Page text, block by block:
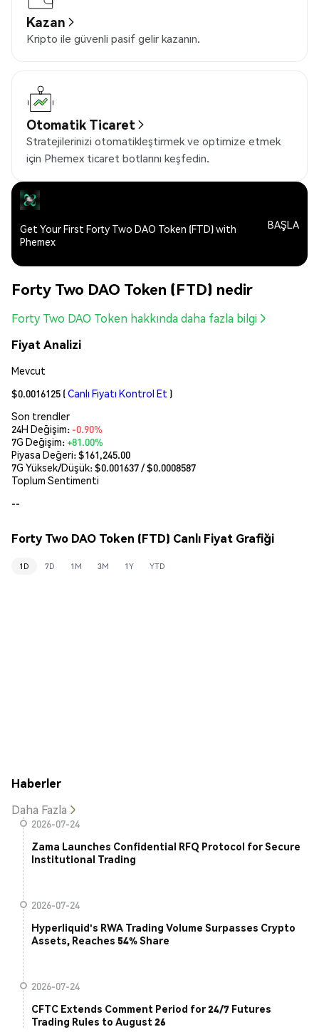
Kazan
Kripto ile güvenli pasif gelir kazanın.
Otomatik Ticaret
Stratejilerinizi otomatikleştirmek ve optimize etmek
için Phemex ticaret botlarını keşfedin.
Get Your First Forty Two DAO Token (FTD) with
Phemex
BAŞLA
Forty Two DAO Token (FTD) nedir
Forty Two DAO Token hakkında daha fazla bilgi
Fiyat Analizi
Mevcut
$0.0016125 (Canlı Fiyatı Kontrol Et )
Son trendler
24H Değişim: -0.90%
7G Değişim:+81.00%
Piyasa Değeri:$161,245.00
7G Yüksek/Düşük: $0.001637/ $0.0008587
Toplum Sentimenti
--
Forty Two DAO Token (FTD) Canlı Fiyat Grafiği
1D 7D 1M 3M 1Y YTD
Haberler
Daha Fazla
2026-07-24
Zama Launches Confidential RFQ Protocol for Secure
Institutional Trading
2026-07-24
Hyperliquid's RWA Trading Volume Surpasses Crypto
Assets, Reaches 54% Share
2026-07-24
CFTC Extends Comment Period for 24/7 Futures
Trading Rules to August 26